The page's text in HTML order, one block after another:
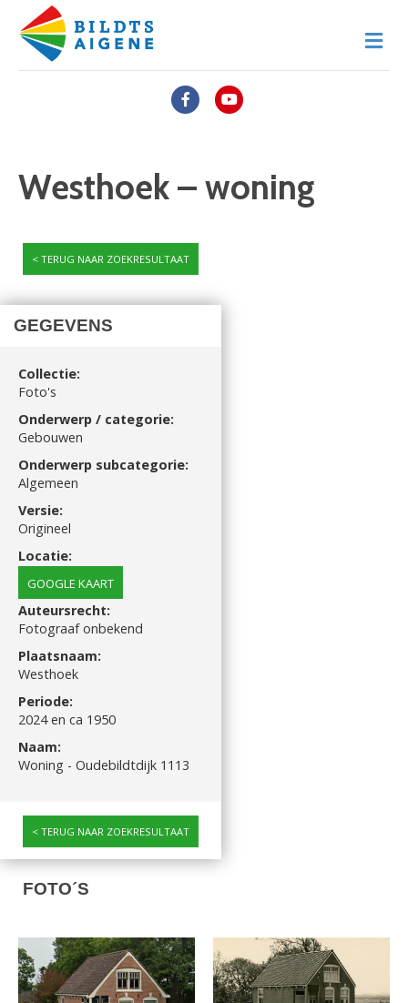
FacebookYoutube
Westhoek – woning
TERUG NAAR ZOEKRESULTAAT
FOTO´S
GEGEVENS
Collectie:
Foto's
Onderwerp / categorie:
Gebouwen
Onderwerp subcategorie:
Algemeen
Versie:
Origineel
Locatie:
GOOGLE KAART
Auteursrecht:
Fotograaf onbekend
Plaatsnaam:
Westhoek
Periode:
2024 en ca 1950
Naam:
Woning - Oudebildtdijk 1113
TERUG NAAR ZOEKRESULTAAT